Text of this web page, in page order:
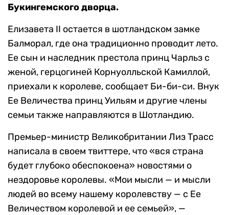
Букингемского дворца.
Елизавета II остается в шотландском замке
Балморал, где она традиционно проводит лето.
Ее сын и наследник престола принц Чарльз с
женой, герцогиней Корнуолльской Камиллой,
приехали к королеве, сообщает Би-би-си. Внук
Ее Величества принц Уильям и другие члены
семьи также направляются в Шотландию.
Премьер-министр Великобритании Лиз Трасс
написала в своем твиттере, что «вся страна
будет глубоко обеспокоена» новостями о
нездоровье королевы. «Мои мысли — и мысли
людей во всему нашему королевству — с Ее
Величеством королевой и ее семьей», —